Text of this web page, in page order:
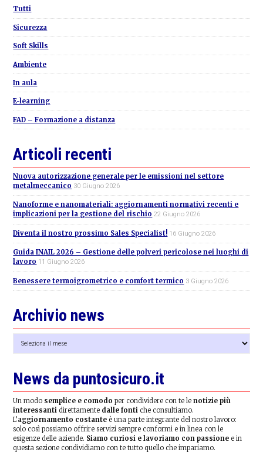
Sidebar
Tutti
Sicurezza
Soft Skills
Ambiente
In aula
E-learning
FAD – Formazione a distanza
Articoli recenti
Nuova autorizzazione generale per le emissioni nel settore
metalmeccanico 30 Giugno 2026
Nanoforme e nanomateriali: aggiornamenti normativi recenti e
implicazioni per la gestione del rischio 22 Giugno 2026
Diventa il nostro prossimo Sales Specialist! 16 Giugno 2026
Guida INAIL 2026 – Gestione delle polveri pericolose nei luoghi di
lavoro 11 Giugno 2026
Benessere termoigrometrico e comfort termico 3 Giugno 2026
Archivio news
news
News da puntosicuro.it
Un modo semplice e comodo per condividere con te lenotizie più
interessanti direttamente dalle fonti che consultiamo.
L’aggiornamento costante è una parte integrante del nostro lavoro:
solo così possiamo offrire servizi sempre conformi e in linea con le
esigenze delle aziende. Siamo curiosi e lavoriamo con passione e in
questa sezione condividiamo con te tutto quello che impariamo.